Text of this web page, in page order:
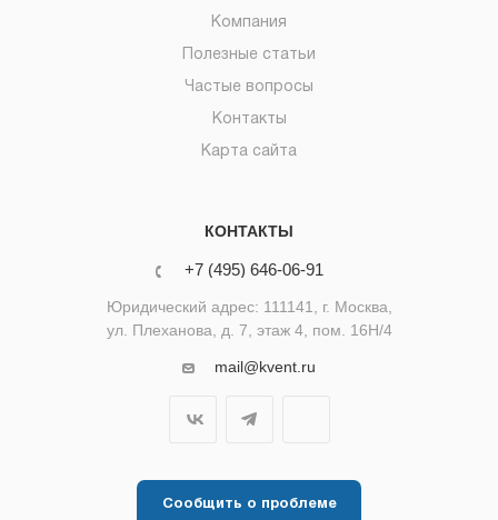
Компания
Полезные статьи
Частые вопросы
Контакты
Карта сайта
КОНТАКТЫ
+7 (495) 646-06-91
Юридический адрес: 111141, г. Москва,
ул. Плеханова, д. 7, этаж 4, пом. 16Н/4
mail@kvent.ru
Сообщить о проблеме